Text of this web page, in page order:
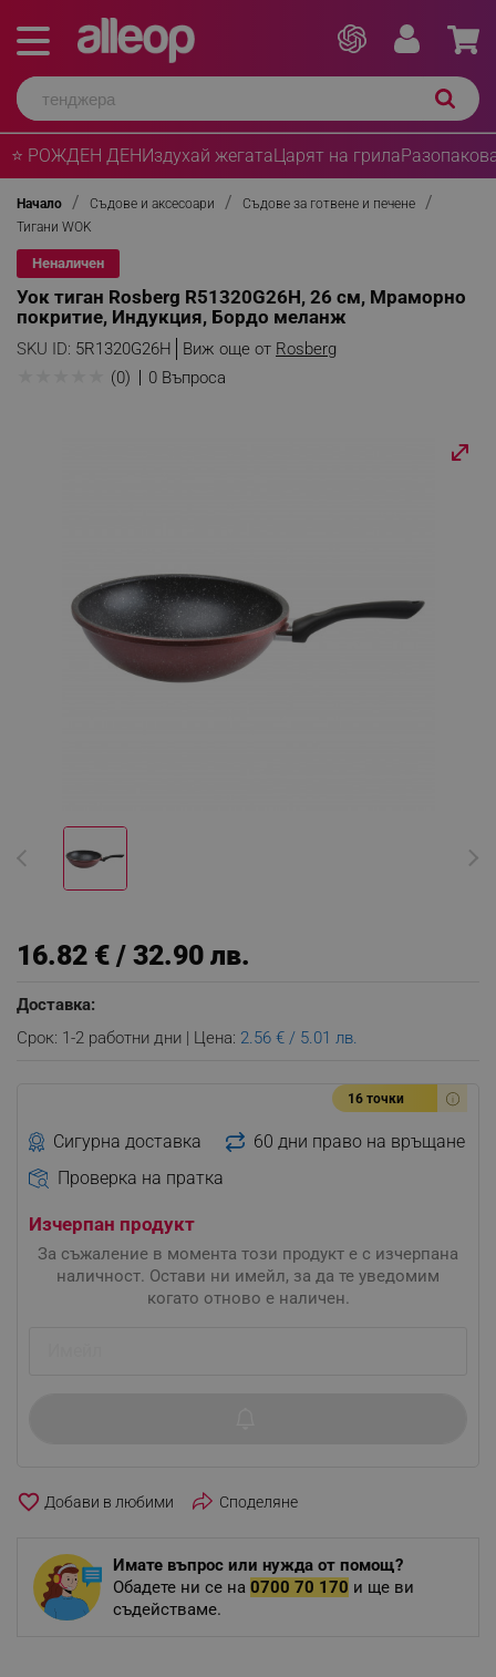
⭐ РОЖДЕН ДЕНИздухай жегатаЦарят на грила
Начало Съдове и аксесоари
Съдове за готвене и печене
Тигани WOK
Неналичен
Уок тиган Rosberg R51320G26H, 26 см, Мраморно
покритие, Индукция, Бордо меланж
SKU ID: 5R1320G26H Виж още от Rosberg
(0) 0 Въпроса
16.82 € / 32.90 лв.
Доставка:
Срок: 1-2 работни дни | Цена: 2.56 € / 5.01 лв.
16 точки
Сигурна доставка
60 дни право на връщане
Проверка на пратка
Изчерпан продукт
За съжаление в момента този продукт е с изчерпана
наличност. Остави ни имейл, за да те уведомим
когато отново е наличен.
favorite_border Споделяне
Имате въпрос или нужда от помощ?
Обадете ни се на 0700 70 170 и ще ви
съдействаме.